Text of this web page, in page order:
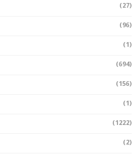
(2)
(1)
(2)
(1)
(69)
(1)
(90)
(2)